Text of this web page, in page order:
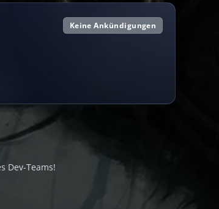
Keine Ankündigungen
Dev-Teams!